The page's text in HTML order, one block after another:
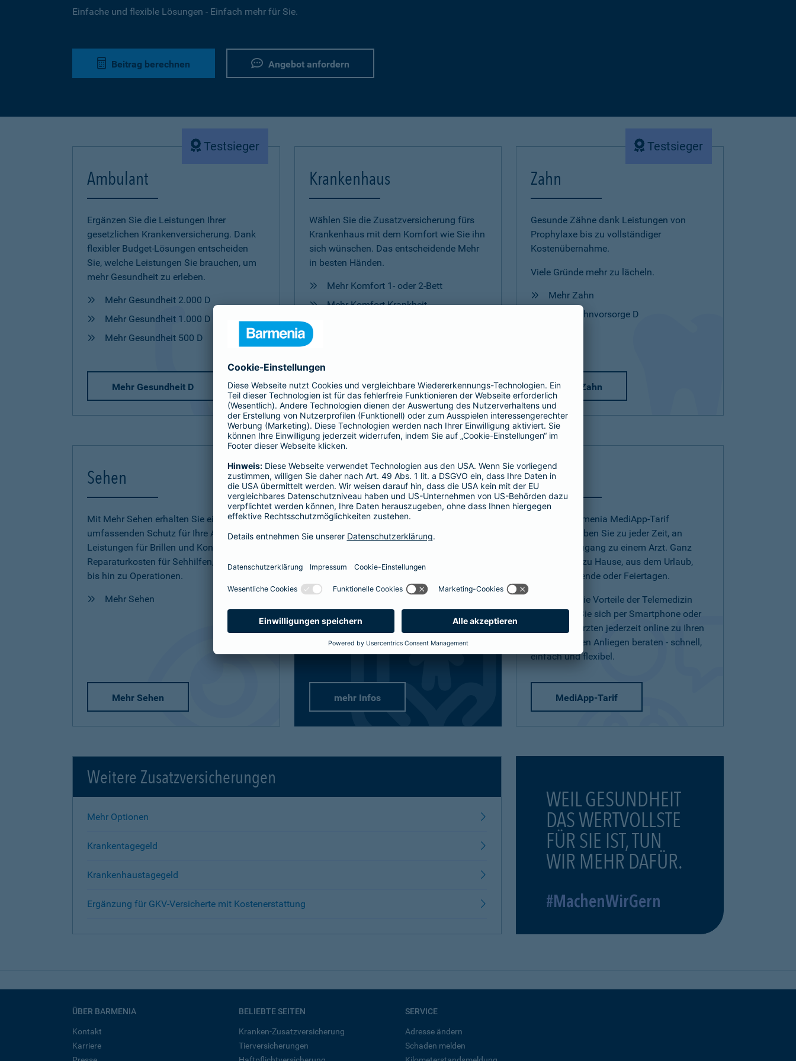
Einfache und flexible Lösungen - Einfach mehr für Sie.
Beitrag berechnen Angebot anfordern
Testsieger
Ambulant
Ergänzen Sie die Leistungen Ihrer
gesetzlichen Krankenversicherung. Dank
flexibler Budget-Lösungen entscheiden
Sie, welche Leistungen Sie brauchen, um
mehr Gesundheit zu erleben.
Mehr Gesundheit 2.000 D
Mehr Gesundheit 1.000 D
Mehr Gesundheit 500 D
Mehr Gesundheit D
Krankenhaus
Wählen Sie die Zusatzversicherung fürs
Krankenhaus mit dem Komfort wie Sie ihn
sich wünschen. Das entscheidende Mehr
in besten Händen.
Mehr Komfort 1- oder 2-Bett
Mehr Komfort Krankheit
Mehr Komfort
Testsieger
Zahn
Gesunde Zähne dank Leistungen von
Prophylaxe bis zu vollständiger
Kostenübernahme.
Viele Gründe mehr zu lächeln.
Mehr Zahn
Mehr Zahnvorsorge D
Mehr Zahn
Sehen
Mit Mehr Sehen erhalten Sie einen
umfassenden Schutz für Ihre Augen inkl.
Leistungen für Brillen und Kontaktlinsen,
Reparaturkosten für Sehhilfen, Vorsorge
bis hin zu Operationen.
Mehr Sehen
Mehr Sehen
Versicherungen für Kinder
Jedes Kind ist einzigartig. Damit es
definitiv den bestmöglichen Schutz
vielfältig und flexibel.
Passend-für-Kinder-Schutz: Wählen Sie
stellen Sie sich gezielt die Produkte
zusammen.
mehr Infos
Telearzt
Mit dem Barmenia MediApp-Tarif
(Telearzt) haben Sie zu jeder Zeit, an
jedem Ort Zugang zu einem Arzt. Ganz
einfach von zu Hause, aus dem Urlaub,
am Wochenende oder Feiertagen.
Nutzen Sie die Vorteile der Telemedizin
und lassen Sie sich per Smartphone oder
Tablet von Ärzten jederzeit online zu Ihren
medizinischen Anliegen beraten - schnell,
einfach und flexibel.
MediApp-Tarif
Weitere Zusatzversicherungen
Mehr Optionen
Krankentagegeld
Krankenhaustagegeld
Ergänzung für GKV-Versicherte mit Kostenerstattung
WEIL GESUNDHEIT
DAS WERTVOLLSTE
FÜR SIE IST, TUN
WIR MEHR DAFÜR.
#MachenWirGern
ÜBER BARMENIA
Kontakt
Karriere
BELIEBTE SEITEN
Kranken-Zusatzversicherung
Tierversicherungen
SERVICE
Adresse ändern
Schaden melden